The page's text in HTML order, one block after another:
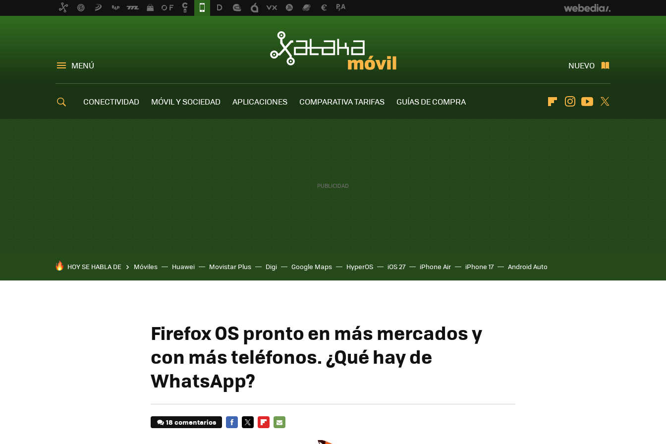
MENÚ NUEVO
CONECTIVIDAD MÓVIL Y SOCIEDAD APLICACIONES COMPARATIVA TARIFAS
GUÍAS DE COMPRA
FlipboardInstagramYoutube
HOY SE HABLA DE Móviles Huawei Movistar Plus Digi Google Maps HyperOS iOS 27 iPhone Air iPhone 17 Android Auto
Firefox OS pronto en más mercados y
con más teléfonos. ¿Qué hay de
WhatsApp?
18 comentarios